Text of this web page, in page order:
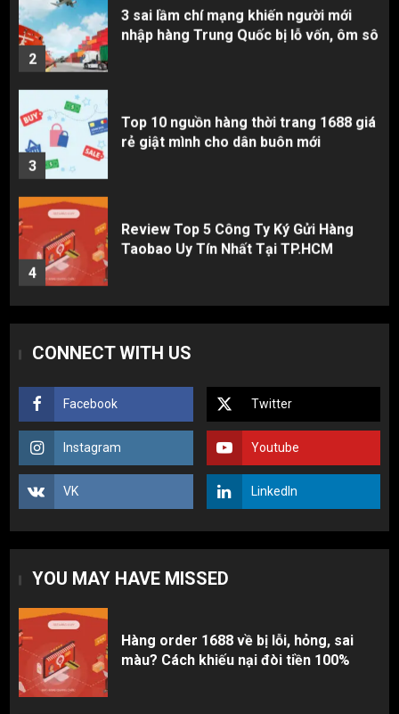
3
Top 10 nguồn hàng thời trang 1688 giá
rẻ giật mình cho dân buôn mới
4
Review Top 5 Công Ty Ký Gửi Hàng
Taobao Uy Tín Nhất Tại TP.HCM
5
Cách thanh toán khi tự đặt hàng
Taobao: Thẻ Visa hay ví Alipay?
màu? Cách khiếu nại đòi tiền 100%
2
3 sai lầm chí mạng khiến người mới
nhập hàng Trung Quốc bị lỗ vốn, ôm sô
Top 10 nguồn hàng thời trang 1688 giá
rẻ giật mình cho dân buôn mới
CONNECT WITH US
Facebook Twitter
Instagram Youtube
VK LinkedIn
YOU MAY HAVE MISSED
Hàng order 1688 về bị lỗi, hỏng, sai
màu? Cách khiếu nại đòi tiền 100%